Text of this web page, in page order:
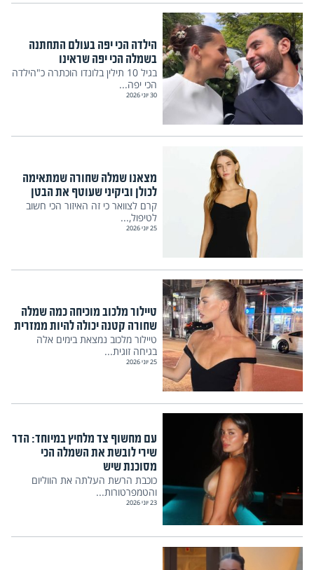
הילדה הכי יפה בעולם התחתנה
בשמלה הכי יפה שראינו
בגיל 10 תילין בלונדו הוכתרה כ"הילדה
הכי יפה...
30 יוני 2026
מצאנו שמלה שחורה שמתאימה
לכולן וביקיני שעוטף את הבטן
קרם לצוואר כי זה האיזור הכי חשוב
לטיפול,...
25 יוני 2026
טיילור מלכוב מוכיחה כמה שמלה
שחורה קטנה יכולה להיות ממזרית
טיילור מלכוב נמצאת בימים אלה
בגיחה זוגית...
25 יוני 2026
עם מחשוף צד מלחיץ במיוחד: הדר
שירי לובשת את השמלה הכי
מסוכנת שיש
כוכבת הרשת העלתה את הווליום
והטמפרטורות...
23 יוני 2026